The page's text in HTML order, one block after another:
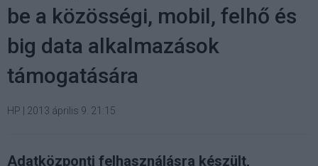
be a közösségi, mobil, felhő és
big data alkalmazások
támogatására
HP 2013 április 9. 21:15
Adatközponti felhasználásra készült,